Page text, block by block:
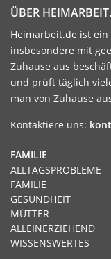
ÜBER
Heimarbeit.de ist
insbesondere mit
Zuhause aus
und prüft täglich
man von Zuhause
Kontaktiere uns:
FAMILIE
ALLTAGSPROBLEME
FAMILIE
GESUNDHEIT
MÜTTER
ALLEINERZIEHEND
WISSENSWERTES